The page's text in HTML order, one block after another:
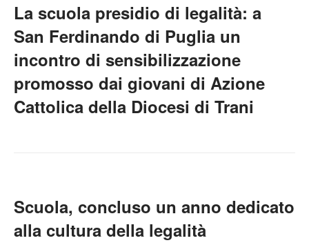
La scuola presidio di legalità: a
San Ferdinando di Puglia un
incontro di sensibilizzazione
promosso dai giovani di Azione
Cattolica della Diocesi di Trani
Scuola, concluso un anno dedicato
alla cultura della legalità